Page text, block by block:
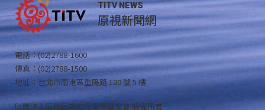
TITV NEWS
原視新聞網
電話：(02)2788-1600
傳真：(02)2788-1500
地址：台北市南港區重陽路 120 號 5 樓
財團法人原住民族文化事業基金會 版權所有